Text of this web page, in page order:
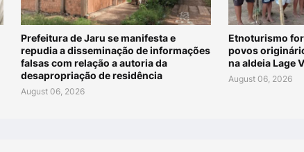
Prefeitura de Jaru se manifesta e
repudia a disseminação de informações
falsas com relação a autoria da
desapropriação de residência
August 06, 2026
Etnoturismo
povos
na aldeia Lage
August 06, 2026